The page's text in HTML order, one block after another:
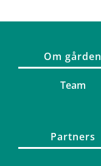
Om gården
Team
Partners